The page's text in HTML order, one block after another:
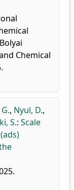
Chemical
, Nyul, D.,
S.: Scale